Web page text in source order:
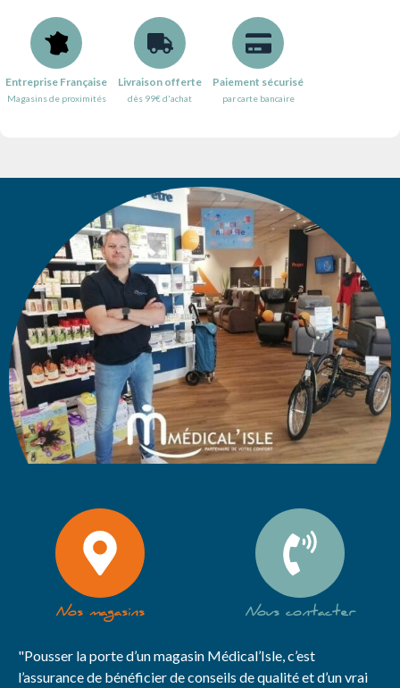
Entreprise Française
Magasins de proximités
Livraison offerte
dès 99€ d'achat
Paiement sécurisé
par carte bancaire
Nos magasins Nous contacter
"Pousser la porte d’un magasin Médical’Isle, c’est
l’assurance de bénéficier de conseils de qualité et d’un vrai